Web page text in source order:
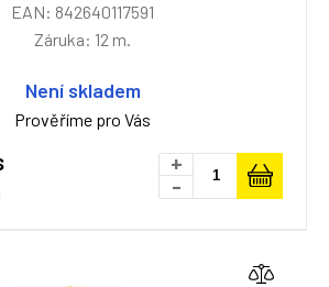
EAN: 842640117591
Záruka: 12 m.
Není skladem
Prověříme pro Vás
+
-